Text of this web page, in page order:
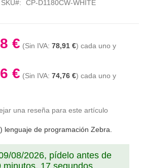
SKU
CP-D1180CW-WHITE
€ 78,91 € cada uno y
€ 74,76 € cada uno y
una reseña para este artículo
lenguaje de programación Zebra.
08/2026, pídelo antes de